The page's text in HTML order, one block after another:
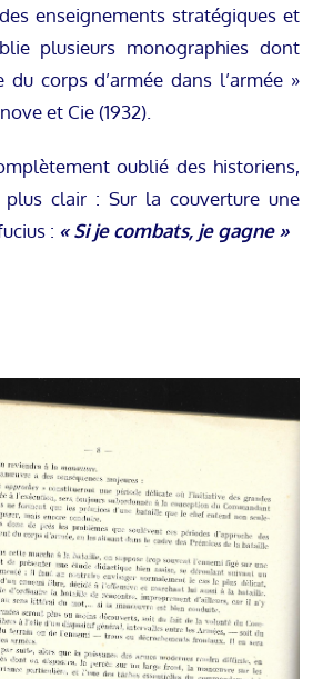
enseignements stratégiques et
plusieurs monographies dont
corps d’armée dans l’armée »
et Cie (1932).
oublié des historiens,
clair : Sur la couverture une
: « Si je combats, je gagne »